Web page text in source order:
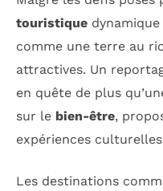
touristique
comme une terre au
attractives. Un
en quête de plus
sur le bien-être,
expériences
Les destinations